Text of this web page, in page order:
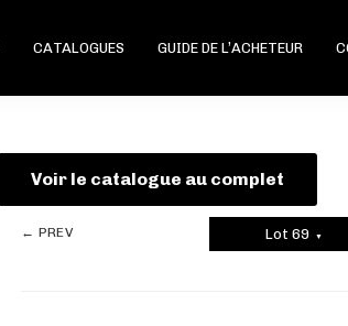
CATALOGUES GUIDE DE L’ACHETEUR
Voir le catalogue au complet
← PREV Lot 69 ▼